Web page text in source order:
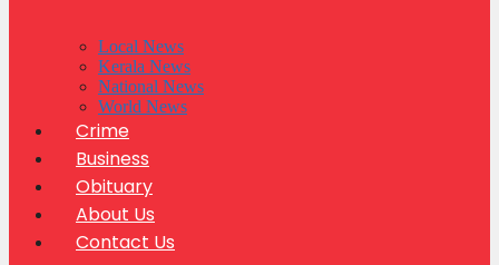
Local News
Kerala News
National News
World News
Crime
Business
Obituary
About Us
Contact Us